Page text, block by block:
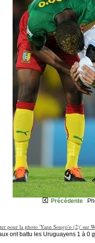
Précédente
ont battu les Uruguayens 1 à 0